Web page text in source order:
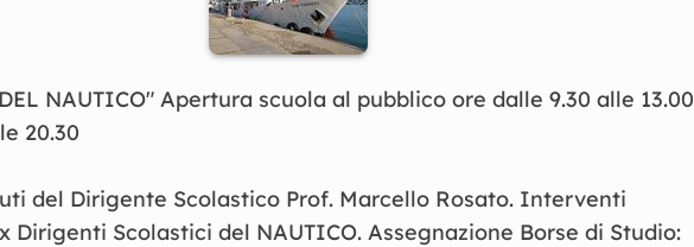
DEL NAUTICO" Apertura scuola al pubblico ore dalle 9.30 alle 13.00
20.30
del Dirigente Scolastico Prof. Marcello Rosato. Interventi
Dirigenti Scolastici del NAUTICO. Assegnazione Borse di Studio: